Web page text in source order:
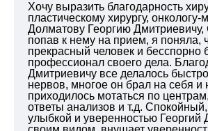
Хочу выразить благодарность
пластическому хирургу,
Долматову Георгию Дмитриевичу,
попав к нему на прием, я поняла,
прекрасный человек и бесспорно
профессионал своего дела.
Дмитриевичу все делалось
нервов, многое он брал на себя и
приходилось мотаться по
ответы анализов и т.д. Спокойный,
улыбкой и уверенностью Георгий